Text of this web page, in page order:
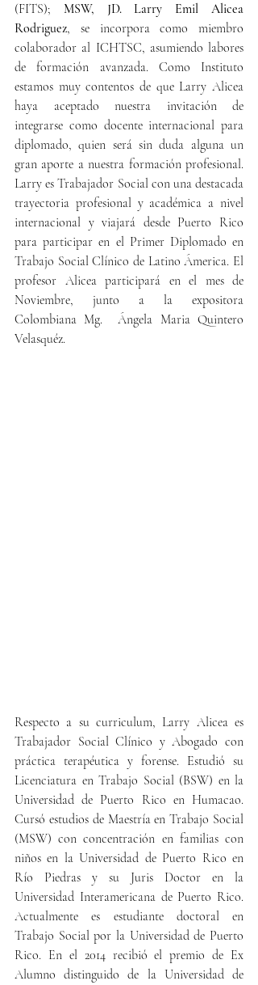
(FITS); MSW, JD. Larry Emil Alicea
Rodriguez, se incorpora como miembro
colaborador al ICHTSC, asumiendo labores
de formación avanzada. Como Instituto
estamos muy contentos de que Larry Alicea
haya aceptado nuestra invitación de
integrarse como docente internacional para
diplomado, quien será sin duda alguna un
gran aporte a nuestra formación profesional.
Larry es Trabajador Social con una destacada
trayectoria profesional y académica a nivel
internacional y viajará desde Puerto Rico
para participar en el Primer Diplomado en
Trabajo Social Clínico de Latino Ámerica. El
profesor Alicea participará en el mes de
Noviembre, junto a la expositora
Colombiana Mg.  Ángela Maria Quintero
Velasquéz.
Respecto a su curriculum, Larry Alicea es
Trabajador Social Clínico y Abogado con
práctica terapéutica y forense. Estudió su
Licenciatura en Trabajo Social (BSW) en la
Universidad de Puerto Rico en Humacao.
Cursó estudios de Maestría en Trabajo Social
(MSW) con concentración en familias con
niños en la Universidad de Puerto Rico en
Río Piedras y su Juris Doctor en la
Universidad Interamericana de Puerto Rico.
Actualmente es estudiante doctoral en
Trabajo Social por la Universidad de Puerto
Rico. En el 2014 recibió el premio de Ex
Alumno distinguido de la Universidad de